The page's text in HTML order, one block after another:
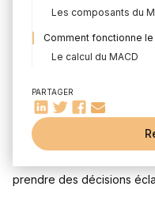
Les composants du
Comment fonctionne le
Le calcul du MACD
Comment utiliser le
Stratégies de trading
Avantages et
Exemples d'utilisation
Utilisation du MACD
PARTAGER
Le MACD (Moving
en trading. Dans cet
qu'est le MACD,
utilisé dans le trading.
prendre des décisions